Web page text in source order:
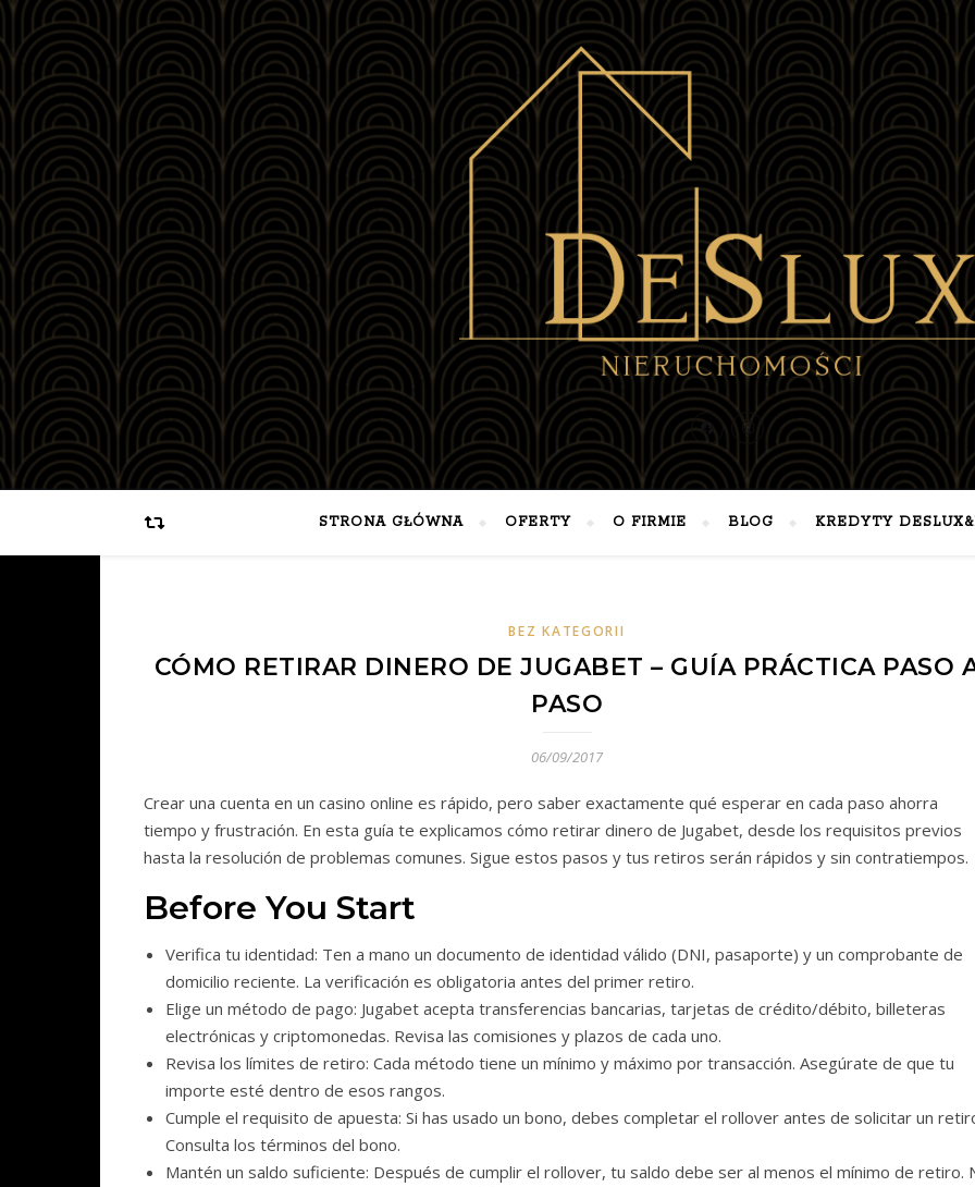
STRONA GŁÓWNA OFERTY O FIRMIE BLOG KREDYTY
BEZ KATEGORII
CÓMO RETIRAR DINERO DE JUGABET – GUÍA PRÁCTICA PASO
PASO
06/09/2017
Crear una cuenta en un casino online es rápido, pero saber exactamente qué esperar en cada paso ahorra
tiempo y frustración. En esta guía te explicamos cómo retirar dinero de Jugabet, desde los requisitos previos
hasta la resolución de problemas comunes. Sigue estos pasos y tus retiros serán rápidos y sin contratiempos.
Before You Start
Verifica tu identidad: Ten a mano un documento de identidad válido (DNI, pasaporte) y un comprobante de
domicilio reciente. La verificación es obligatoria antes del primer retiro.
Elige un método de pago: Jugabet acepta transferencias bancarias, tarjetas de crédito/débito, billeteras
electrónicas y criptomonedas. Revisa las comisiones y plazos de cada uno.
Revisa los límites de retiro: Cada método tiene un mínimo y máximo por transacción. Asegúrate de que tu
importe esté dentro de esos rangos.
Cumple el requisito de apuesta: Si has usado un bono, debes completar el rollover antes de solicitar un
Consulta los términos del bono.
Mantén un saldo suficiente: Después de cumplir el rollover, tu saldo debe ser al menos el mínimo de retiro.